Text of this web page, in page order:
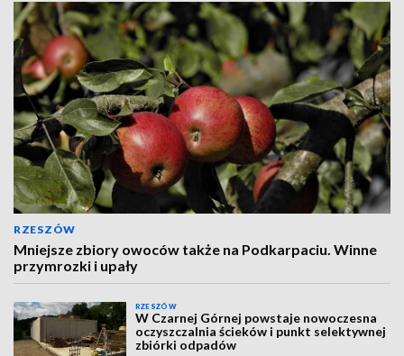
RZESZÓW
Mniejsze zbiory owoców także na Podkarpaciu. Winne
przymrozki i upały
RZESZÓW
W Czarnej Górnej powstaje nowoczesna
oczyszczalnia ścieków i punkt selektywnej
zbiórki odpadów